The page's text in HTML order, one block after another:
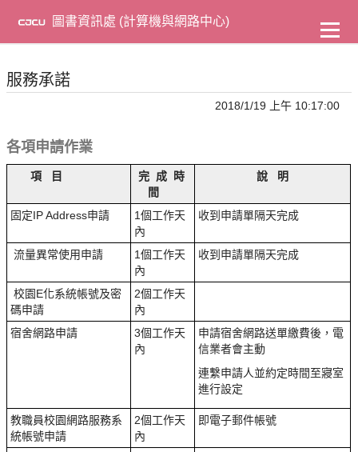
主
容
圖書資訊處 (計算機與網路中心)
服務承諾
2018/1/19 上午 10:17:00
各項申請作業
項 目
完 成 時
間
說 明
固定IP Address申請
1個工作天
內
收到申請單隔天完成
流量異常使用申請
1個工作天
內
收到申請單隔天完成
校園E化系統帳號及密
碼申請
2個工作天
內
宿舍網路申請
3個工作天
內
申請宿舍網路送單繳費後，電
信業者會主動
連繫申請人並約定時間至寢室
進行設定
教職員校園網路服務系
統帳號申請
2個工作天
內
即電子郵件帳號